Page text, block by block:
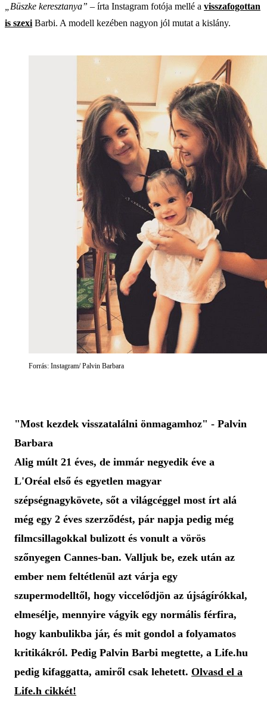
„Büszke keresztanya” – írta Instagram fotója mellé a visszafogottan
is szexi Barbi. A modell kezében nagyon jól mutat a kislány.
Forrás: Instagram/ Palvin Barbara
"Most kezdek visszatalálni önmagamhoz" - Palvin
Barbara
Alig múlt 21 éves, de immár negyedik éve a
L'Oréal első és egyetlen magyar
szépségnagykövete, sőt a világcéggel most írt alá
még egy 2 éves szerződést, pár napja pedig még
filmcsillagokkal bulizott és vonult a vörös
szőnyegen Cannes-ban. Valljuk be, ezek után az
ember nem feltétlenül azt várja egy
szupermodelltől, hogy viccelődjön az újságírókkal,
elmesélje, mennyire vágyik egy normális férfira,
hogy kanbulikba jár, és mit gondol a folyamatos
kritikákról. Pedig Palvin Barbi megtette, a Life.hu
pedig kifaggatta, amiről csak lehetett. Olvasd el a
Life.h cikkét!